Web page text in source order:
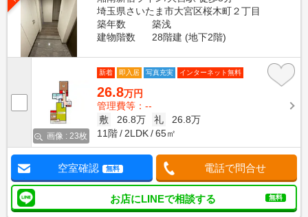
埼玉県さいたま市大宮区桜木町２丁目
築年数
築浅
建物階数
28階建 (地下2階)
画像 : 23枚
新着 即入居 写真充実 インターネット無料
26.8万円
管理費等：--
敷
26.8万 礼
26.8万
11階
2LDK 65㎡
空室確認 無料 電話で問合せ
お店にLINEで相談する 無料